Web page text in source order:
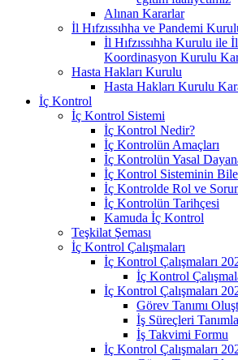
Alınan Kararlar
İl Hıfzıssıhha ve Pandemi
İl Hıfzıssıhha Kurulu ile
Koordinasyon Kurulu
Hasta Hakları Kurulu
Hasta Hakları Kurulu
İç Kontrol
İç Kontrol Sistemi
İç Kontrol Nedir?
İç Kontrolün Amaçları
İç Kontrolün Yasal
İç Kontrol Sisteminin
İç Kontrolde Rol ve
İç Kontrolün Tarihçesi
Kamuda İç Kontrol
Teşkilat Şeması
İç Kontrol Çalışmaları
İç Kontrol Çalışmaları
İç Kontrol
İç Kontrol Çalışmaları
Görev Tanımı
İş Süreçleri
İş Takvimi Formu
İç Kontrol Çalışmaları